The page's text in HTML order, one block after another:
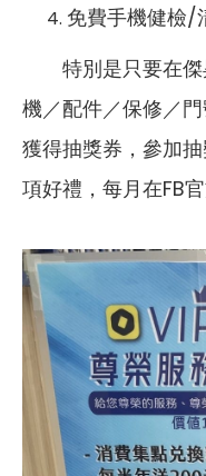
免費手機健檢/
特別是只要在傑
機／配件／保修／
獲得抽獎券，參加
項好禮，每月在FB